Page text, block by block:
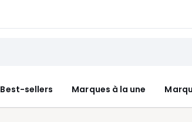
Best-sellers Marques à la une